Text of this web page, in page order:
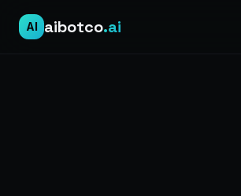
AI aibotco.ai